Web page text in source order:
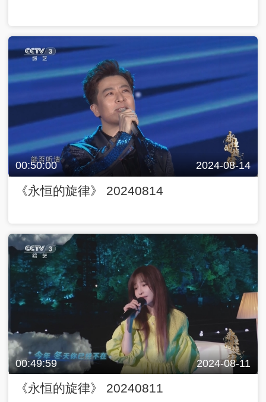
00:50:00 2024-08-14
《永恒的旋律》 20240814
00:49:59 2024-08-11
《永恒的旋律》 20240811